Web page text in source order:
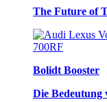
The Future of
Bolidt Booster
Die Bedeutung